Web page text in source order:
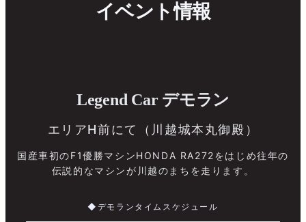
イベント情報
Legend Car デモラン
エリアH前にて（川越城本丸御殿）
国産車初のF1優勝マシンHONDA RA272をはじめ往年の
伝説的なマシンが川越のまちを走ります。
◆デモランタイムスケジュール